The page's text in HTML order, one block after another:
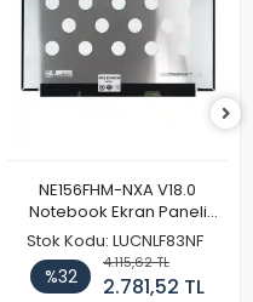
NE156FHM-NXA V18.0
Notebook Ekran Paneli
144Hz
Stok Kodu: LUCNLF83NF
%32
4.115,62 TL
2.781,52 TL